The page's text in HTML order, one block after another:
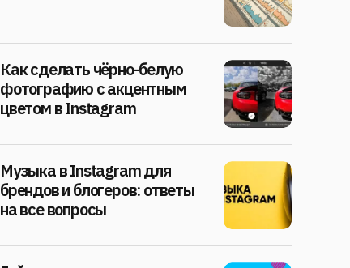
Как сделать чёрно-белую
фотографию с акцентным
цветом в Instagram
Музыка в Instagram для
брендов и блогеров: ответы
на все вопросы